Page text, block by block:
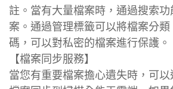
註。當有大量檔案時，通過搜索
案。通過管理標籤可以將檔案分
碼，可以對私密的檔案進行保護。
【檔案同步服務】
當您有重要檔案擔心遺失時，可